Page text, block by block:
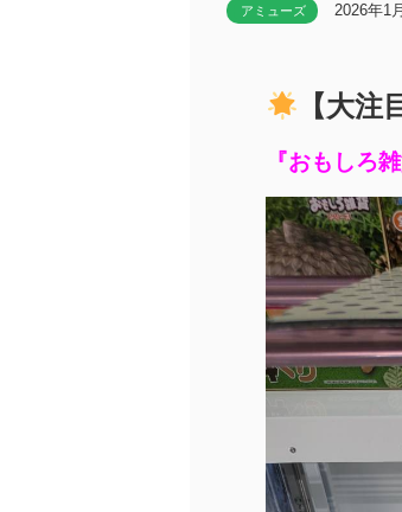
アミューズ 2026年1
【大
『おもしろ